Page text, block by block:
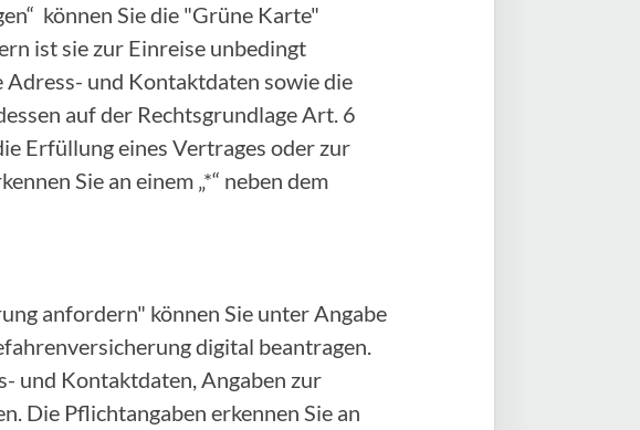
können Sie die "Grüne Karte"
ist sie zur Einreise unbedingt
und Kontaktdaten sowie die
auf der Rechtsgrundlage Art. 6
Erfüllung eines Vertrages oder zur
Sie an einem „*“ neben dem
anfordern" können Sie unter Angabe
digital beantragen.
und Kontaktdaten, Angaben zur
Die Pflichtangaben erkennen Sie an